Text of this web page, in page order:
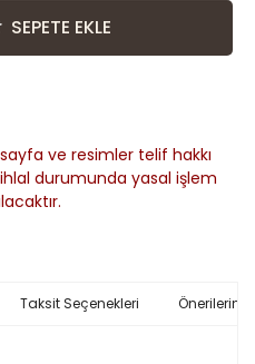
SEPETE EKLE
ve resimler telif hakkı
ihlal durumunda yasal işlem
Taksit Seçenekleri Önerileriniz